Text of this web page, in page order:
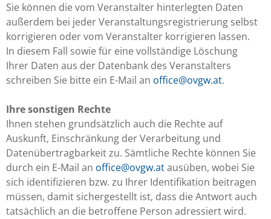
Sie können die vom Veranstalter hinterlegten Daten
außerdem bei jeder Veranstaltungsregistrierung selbst
korrigieren oder vom Veranstalter korrigieren lassen.
In diesem Fall sowie für eine vollständige Löschung
Ihrer Daten aus der Datenbank des Veranstalters
schreiben Sie bitte ein E-Mail an office@ovgw.at.
Ihre sonstigen Rechte
Ihnen stehen grundsätzlich auch die Rechte auf
Auskunft, Einschränkung der Verarbeitung und
Datenübertragbarkeit zu. Sämtliche Rechte können Sie
durch ein E-Mail an office@ovgw.atausüben, wobei Sie
sich identifizieren bzw. zu Ihrer Identifikation beitragen
müssen, damit sichergestellt ist, dass die Antwort auch
tatsächlich an die betroffene Person adressiert wird.